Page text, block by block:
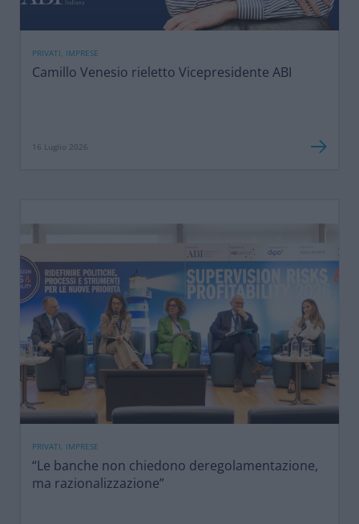
PRIVATI, IMPRESE
Camillo Venesio rieletto Vicepresidente ABI
16 Luglio 2026
PRIVATI, IMPRESE
“Le banche non chiedono deregolamentazione,
ma razionalizzazione”